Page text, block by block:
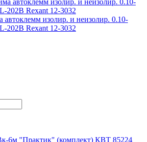
изолир. и неизолир. 0.10-
202B Rexant 12-3032